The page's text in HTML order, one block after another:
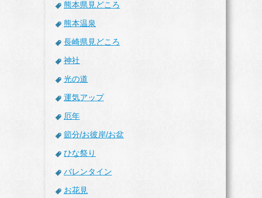
熊本県見どころ
熊本温泉
長崎県見どころ
神社
光の道
運気アップ
厄年
節分/お彼岸/お盆
ひな祭り
バレンタイン
お花見